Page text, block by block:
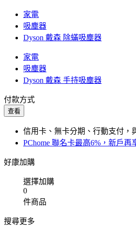
家電
吸塵器
Dyson 戴森 除蟎吸塵器
家電
吸塵器
Dyson 戴森 手持吸塵器
付款方式
查看
信用卡、無卡分期、行動支付，
PChome 聯名卡最高6%，新戶再
好康加購
選擇加購
0
件商品
搜尋更多